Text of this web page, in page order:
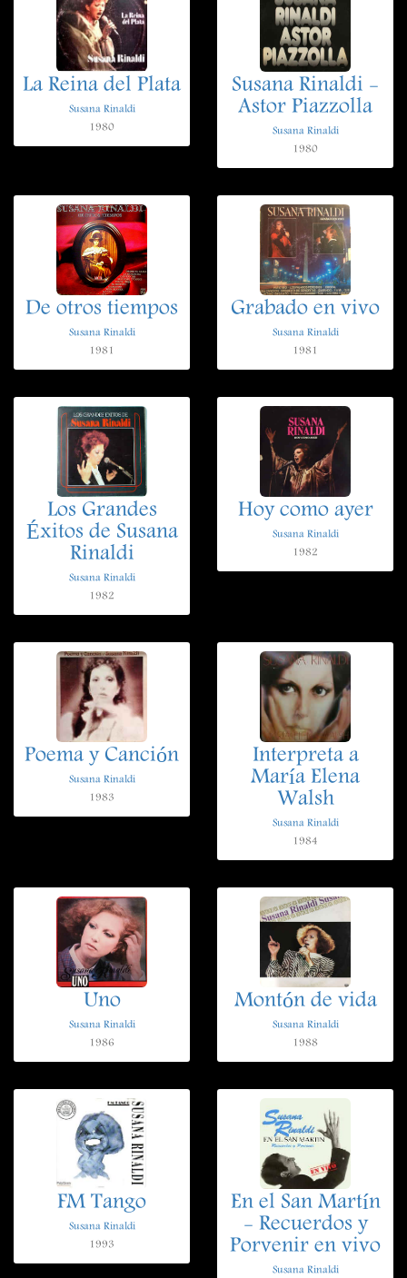
La Reina del Plata
Susana Rinaldi
1980
Susana Rinaldi -
Astor Piazzolla
Susana Rinaldi
1980
De otros tiempos
Susana Rinaldi
1981
Grabado en vivo
Susana Rinaldi
1981
Los Grandes
Éxitos de Susana
Rinaldi
Susana Rinaldi
1982
Hoy como ayer
Susana Rinaldi
1982
Poema y Canción
Susana Rinaldi
1983
Interpreta a
María Elena
Walsh
Susana Rinaldi
1984
Uno
Susana Rinaldi
1986
Montón de vida
Susana Rinaldi
1988
FM Tango
Susana Rinaldi
1993
En el San Martín
- Recuerdos y
Porvenir en vivo
Susana Rinaldi